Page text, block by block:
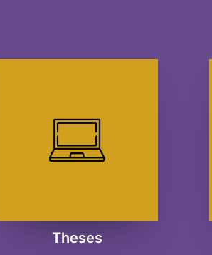
Theses